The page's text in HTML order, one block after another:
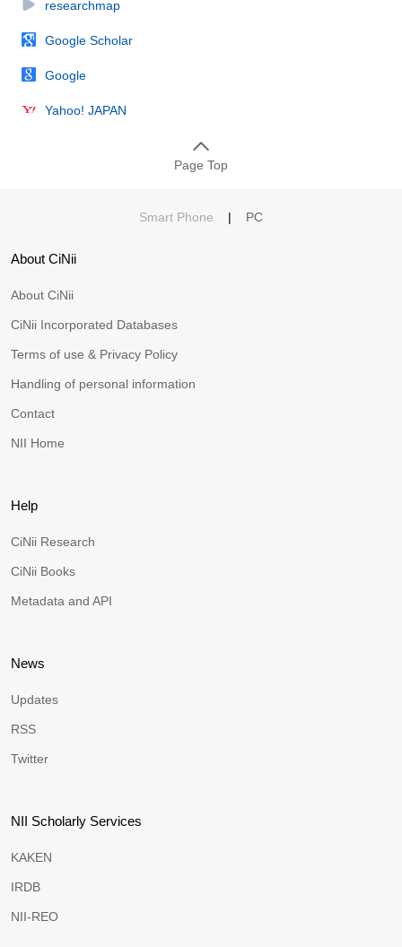
researchmap
Google Scholar
Google
Yahoo! JAPAN
Page Top
Smart Phone | PC
About CiNii
About CiNii
CiNii Incorporated Databases
Terms of use & Privacy Policy
Handling of personal information
Contact
NII Home
Help
CiNii Research
CiNii Books
Metadata and API
News
Updates
RSS
Twitter
NII Scholarly Services
KAKEN
IRDB
NII-REO